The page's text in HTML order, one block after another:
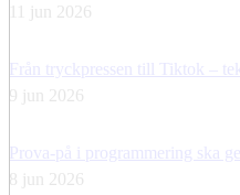
11 jun 2026
Från tryckpressen till Tiktok –
9 jun 2026
Prova-på i programmering ska
8 jun 2026